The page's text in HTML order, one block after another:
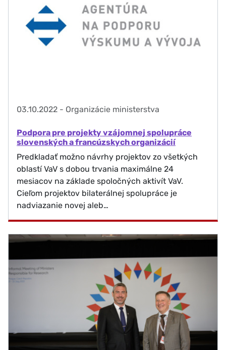
03.10.2022 - Organizácie ministerstva
Podpora pre projekty vzájomnej spolupráce
slovenských a francúzskych organizácií
Predkladať možno návrhy projektov zo všetkých
oblastí VaV s dobou trvania maximálne 24
mesiacov na základe spoločných aktivít VaV.
Cieľom projektov bilaterálnej spolupráce je
nadviazanie novej aleb…